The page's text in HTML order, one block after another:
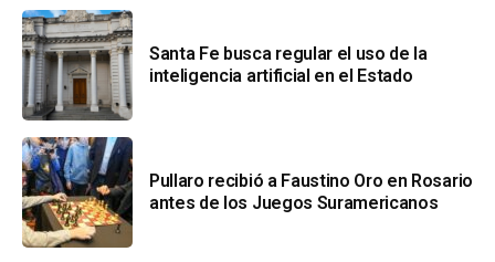
Santa Fe busca regular el uso de la
inteligencia artificial en el Estado
Pullaro recibió a Faustino Oro en Rosario
antes de los Juegos Suramericanos